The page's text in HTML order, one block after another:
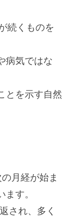
続くものを
病気ではな
とを示す自然
月経が始ま
す。
され、多く